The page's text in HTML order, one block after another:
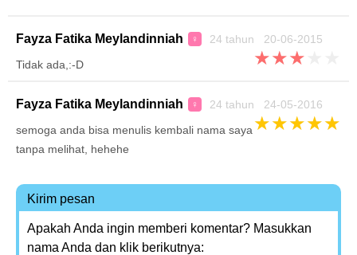
Fayza Fatika Meylandinniah ♀ 24 tahun 20-06-2015
★★★
Tidak ada,:-D
Fayza Fatika Meylandinniah ♀ 24 tahun 24-05-2016
★★★★★
semoga anda bisa menulis kembali nama saya
tanpa melihat, hehehe
Kirim pesan
Apakah Anda ingin memberi komentar? Masukkan
nama Anda dan klik berikutnya: